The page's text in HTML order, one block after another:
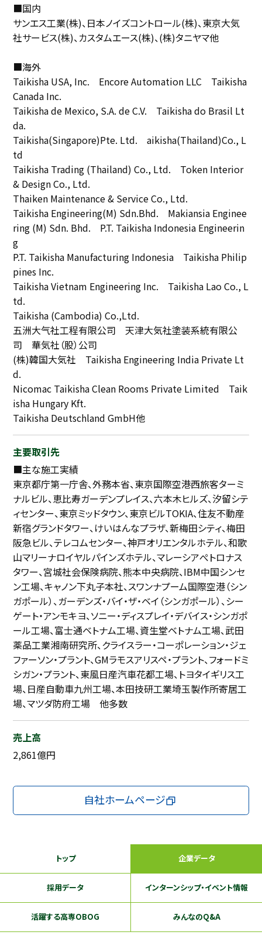
■国内
サンエス工業(株)、日本ノイズコントロール(株)、東京大気
社サービス(株)、カスタムエース(株)、(株)タニヤマ他
■海外
Taikisha USA, Inc. Encore Automation LLC Taikisha
Canada Inc.
Taikisha de Mexico, S.A. de C.V. Taikisha do Brasil Lt
da.
Taikisha(Singapore)Pte. Ltd. aikisha(Thailand)Co., L
td
Taikisha Trading (Thailand) Co., Ltd. Token Interior
& Design Co., Ltd.
Thaiken Maintenance & Service Co., Ltd.
Taikisha Engineering(M) Sdn.Bhd. Makiansia Enginee
ring (M) Sdn. Bhd. P.T. Taikisha Indonesia Engineerin
g
P.T. Taikisha Manufacturing Indonesia Taikisha Philip
pines Inc.
Taikisha Vietnam Engineering Inc. Taikisha Lao Co., L
td.
Taikisha (Cambodia) Co.,Ltd.
五洲大气社工程有限公司 天津大気社塗装系統有限公
司 華気社（股）公司
(株)韓国大気社 Taikisha Engineering India Private Lt
d.
Nicomac Taikisha Clean Rooms Private Limited Taik
isha Hungary Kft.
Taikisha Deutschland GmbH他
主要取引先
■主な施工実績
東京都庁第一庁舎、外務本省、東京国際空港西旅客ターミ
ナルビル、恵比寿ガーデンプレイス、六本木ヒルズ、汐留シテ
ィセンター、東京ミッドタウン、東京ビルTOKIA、住友不動産
新宿グランドタワー、けいはんなプラザ、新梅田シティ、梅田
阪急ビル、テレコムセンター、神戸オリエンタルホテル、和歌
山マリーナロイヤルパインズホテル、マレーシアぺトロナス
タワー、宮城社会保険病院、熊本中央病院、IBM中国シンセ
ン工場、キャノン下丸子本社、スワンナプーム国際空港（シン
ガポール）、ガーデンズ・バイ・ザ・ベイ（シンガポール）、シー
ゲート・アンモキヨ、ソニー・ディスプレイ・デバイス・シンガポ
ール工場、富士通ベトナム工場、資生堂ベトナム工場、武田
薬品工業湘南研究所、クライスラー・コーポレーション・ジェ
ファーソン・プラント、GMラモスアリスペ・プラント、フォードミ
シガン・プラント、東風日産汽車花都工場、トヨタイギリス工
場、日産自動車九州工場、本田技研工業埼玉製作所寄居工
場、マツダ防府工場 他多数
売上高
2,861億円
自社ホームページ
トップ 企業データ
採用データ インターンシップ・イベント情報
活躍する高専OBOG みんなのQ&A